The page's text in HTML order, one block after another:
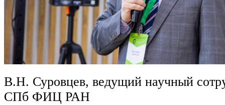
В.Н. Суровцев, ведущий научный
СПб ФИЦ РАН